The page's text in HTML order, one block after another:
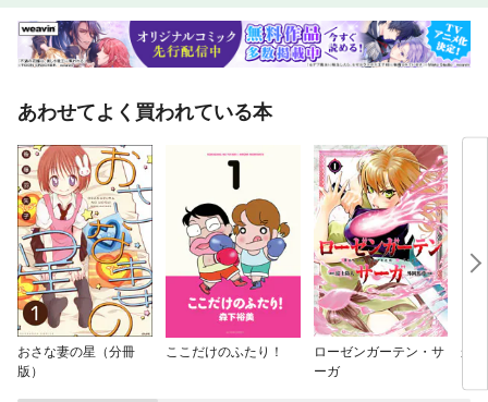
あわせてよく買われている本
おさな妻の星（分冊
版）
ここだけのふたり！
ローゼンガーテン・サ
ーガ
か